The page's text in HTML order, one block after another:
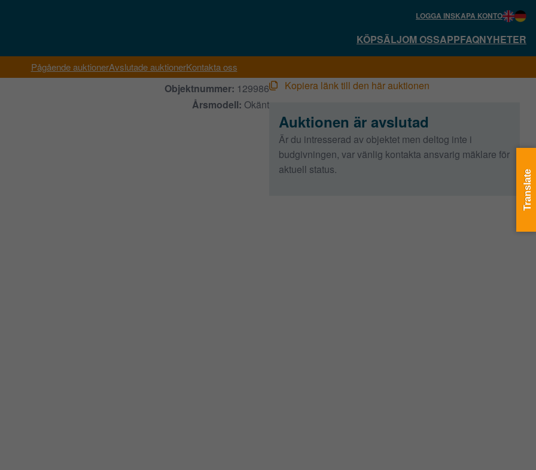
LOGGA INSKAPA KONTO
KÖPSÄLJOM OSSAPPFAQNYHETER
Pågående auktionerAvslutade auktionerKontakta oss
Objektnummer: 129986
Årsmodell: Okänt
Kopiera länk till den här auktionen
Auktionen är avslutad
Är du intresserad av objektet men deltog inte i
budgivningen, var vänlig kontakta ansvarig mäklare för
aktuell status.
Translate